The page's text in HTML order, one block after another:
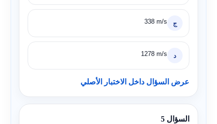
ج 338 m/s
د 1278 m/s
عرض السؤال داخل الاختبار الأصلي
السؤال 5